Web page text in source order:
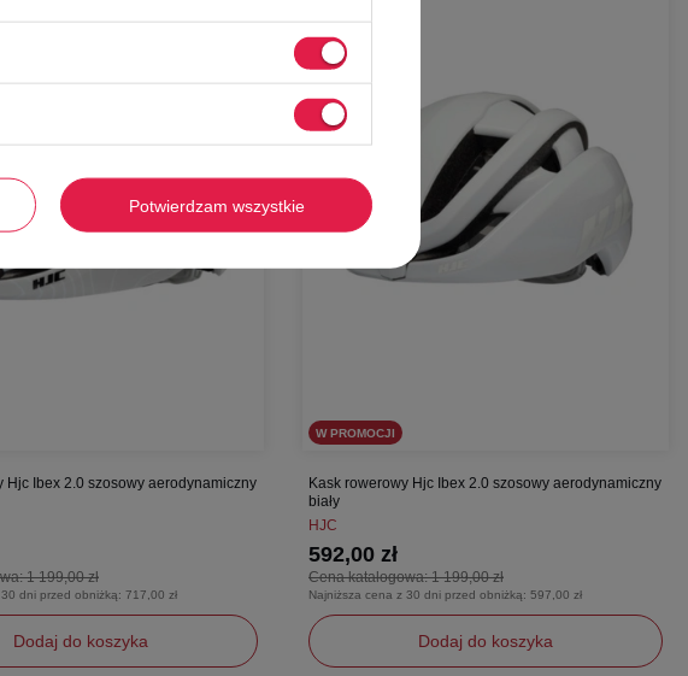
Hjc Ibex 2.0 szosowy aerodynamiczny
1 199,00 zł
dni przed obniżką: 717,00 zł
Dodaj do koszyka
-
W PROMOCJI
Kask rowerowy Hjc Ibex 2.0 szosowy aerodynamiczny
biały
HJC
Cena katalogowa:1 199,00 zł
592,00 zł
Najniższa cena z 30 dni przed obniżką: 597,00 zł
Dodaj do koszyka
Potwierdzam wszystkie